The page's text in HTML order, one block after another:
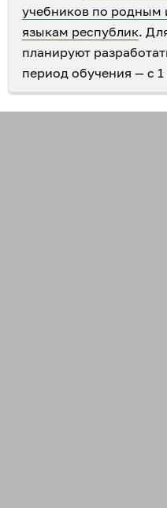
учебников по родным
языкам республик.
планируют
период обучения — с 1